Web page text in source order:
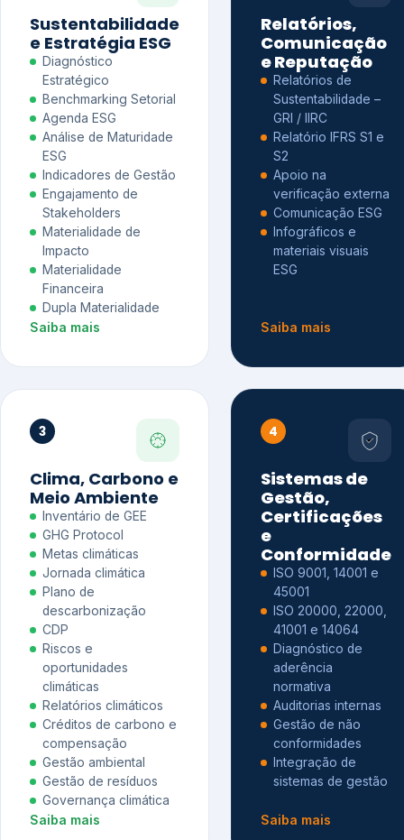
Sustentabilidade
e Estratégia ESG
Diagnóstico
Estratégico
Benchmarking Setorial
Agenda ESG
Análise de Maturidade
ESG
Indicadores de Gestão
Engajamento de
Stakeholders
Materialidade de
Impacto
Materialidade
Financeira
Dupla Materialidade
Saiba mais
Relatórios,
Comunicação
e Reputação
Relatórios de
Sustentabilidade –
GRI / IIRC
Relatório IFRS S1 e
S2
Apoio na
verificação externa
Comunicação ESG
Infográficos e
materiais visuais
ESG
Saiba mais
3
Clima, Carbono e
Meio Ambiente
Inventário de GEE
GHG Protocol
Metas climáticas
Jornada climática
Plano de
descarbonização
CDP
Riscos e
oportunidades
climáticas
Relatórios climáticos
Créditos de carbono e
compensação
Gestão ambiental
Gestão de resíduos
Governança climática
Saiba mais
4
Sistemas de
Gestão,
Certificações
e
Conformidade
ISO 9001, 14001 e
45001
ISO 20000, 22000,
41001 e 14064
Diagnóstico de
aderência
normativa
Auditorias internas
Gestão de não
conformidades
Integração de
sistemas de gestão
Saiba mais